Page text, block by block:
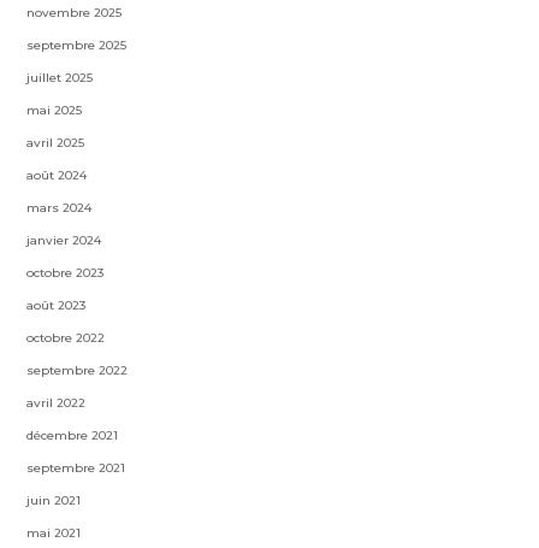
novembre 2025
septembre 2025
juillet 2025
mai 2025
avril 2025
août 2024
mars 2024
janvier 2024
octobre 2023
août 2023
octobre 2022
septembre 2022
avril 2022
décembre 2021
septembre 2021
juin 2021
mai 2021